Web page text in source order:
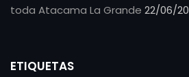
toda Atacama La Grande 22/06/
ETIQUETAS